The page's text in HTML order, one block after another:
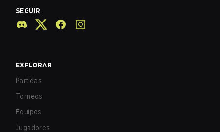
SEGUIR
EXPLORAR
Partidas
Torneos
Equipos
Jugadores